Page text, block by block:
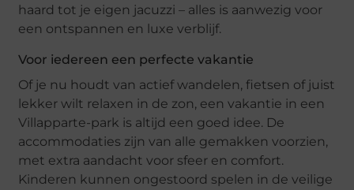
haard tot je eigen jacuzzi – alles is aanwezig voor
een ontspannen en luxe verblijf.
Voor iedereen een perfecte vakantie
Of je nu houdt van actief wandelen, fietsen of juist
lekker wilt relaxen in de zon, een vakantie in een
Villapparte-park is altijd een goed idee. De
accommodaties zijn van alle gemakken voorzien,
met extra aandacht voor sfeer en comfort.
Kinderen kunnen ongestoord spelen in de veilige